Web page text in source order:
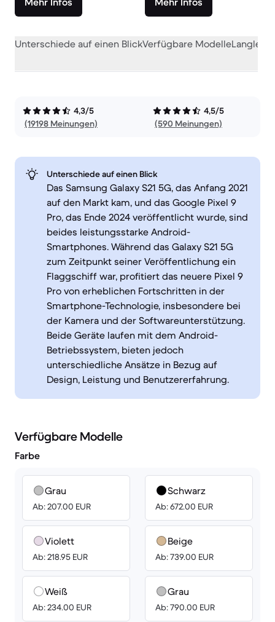
Unterschiede auf einen BlickVerfügbare Modelle
4,3/5
(19198 Meinungen)
4,5/5
(590 Meinungen)
Unterschiede auf einen Blick
Das Samsung Galaxy S21 5G, das Anfang 2021
auf den Markt kam, und das Google Pixel 9
Pro, das Ende 2024 veröffentlicht wurde, sind
beides leistungsstarke Android-
Smartphones. Während das Galaxy S21 5G
zum Zeitpunkt seiner Veröffentlichung ein
Flaggschiff war, profitiert das neuere Pixel 9
Pro von erheblichen Fortschritten in der
Smartphone-Technologie, insbesondere bei
der Kamera und der Softwareunterstützung.
Beide Geräte laufen mit dem Android-
Betriebssystem, bieten jedoch
unterschiedliche Ansätze in Bezug auf
Design, Leistung und Benutzererfahrung.
Verfügbare Modelle
Farbe
Grau
Ab: 207.00 EUR
Violett
Ab: 218.95 EUR
Weiß
Ab: 234.00 EUR
Schwarz
Ab: 672.00 EUR
Beige
Ab: 739.00 EUR
Grau
Ab: 790.00 EUR